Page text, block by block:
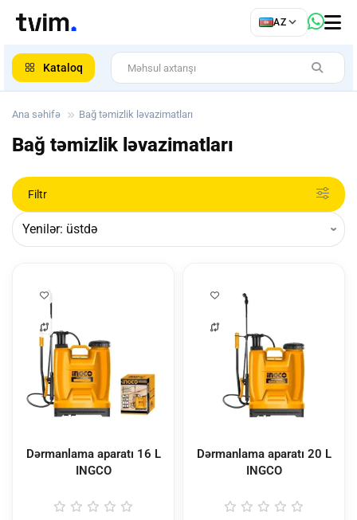
AZ
Kataloq
Ana səhifə Bağ təmizlik ləvazimatları
Bağ təmizlik ləvazimatları
Filtr
Dərmanlama aparatı 16 L
INGCO
Dərmanlama aparatı 20 L
INGCO